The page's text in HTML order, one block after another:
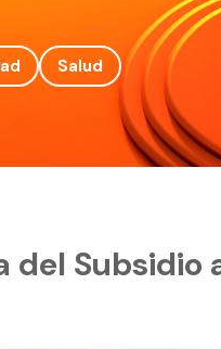
Salud
Subsidio